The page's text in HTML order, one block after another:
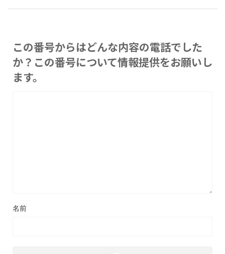
この番号からはどんな内容の電話でした
か？この番号について情報提供をお願いし
ます。
名前